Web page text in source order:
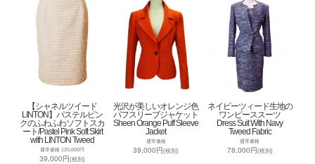
【シャネルツイード
LINTON】パステルピン
クのふわふわソフトスカ
ート/Pastel Pink Soft Skirt
with LINTON Tweed
通常価格 120,000円
39,000円(税別)
光沢が美しいオレンジ色
パフスリーブジャケット
Sheen Orange Puff Sleeve
Jacket
通常価格
39,000円(税別)
ネイビーツィード生地の
ワンピーススーツ
Dress Suit With Navy
Tweed Fabric
通常価格
78,000円(税別)